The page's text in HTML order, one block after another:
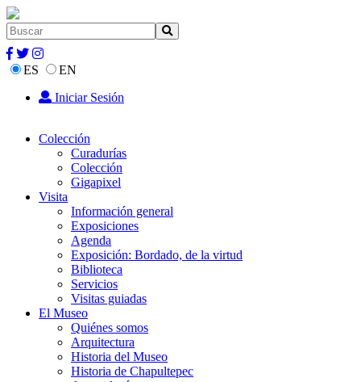
ES
EN
Iniciar Sesión
Colección
Curadurías
Colección
Gigapixel
Visita
Información general
Exposiciones
Agenda
Exposición: Bordado, de la virtud
Biblioteca
Servicios
Visitas guiadas
El Museo
Quiénes somos
Arquitectura
Historia del Museo
Historia de Chapultepec